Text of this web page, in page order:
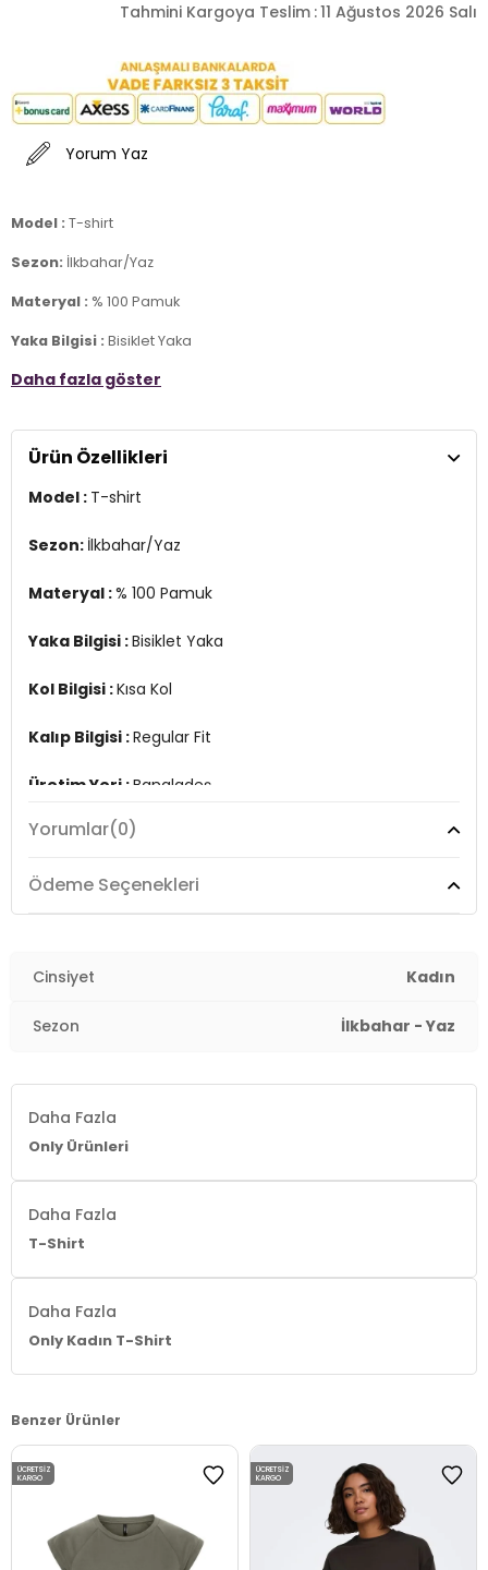
Tahmini Kargoya Teslim :11 Ağustos 2026 Salı
Yorum Yaz
Model : T-shirt
Sezon: İlkbahar/Yaz
Materyal : % 100 Pamuk
Yaka Bilgisi : Bisiklet Yaka
Kol Bilgisi :Kısa Kol
Üretim Yeri :Bangladeş
Daha fazla göster
Ürün Özellikleri
Model : T-shirt
Sezon: İlkbahar/Yaz
Materyal :% 100 Pamuk
Yaka Bilgisi :Bisiklet Yaka
Kol Bilgisi :Kısa Kol
Kalıp Bilgisi :Regular Fit
Üretim Yeri :Bangladeş
Yorumlar(0)
Ödeme Seçenekleri
Cinsiyet Kadın
Sezon İlkbahar - Yaz
Daha Fazla
Only Ürünleri
Daha Fazla
T-Shirt
Daha Fazla
Only Kadın T-Shirt
Benzer Ürünler
ÜCRETSIZ
KARGO
ÜCRETSIZ
KARGO